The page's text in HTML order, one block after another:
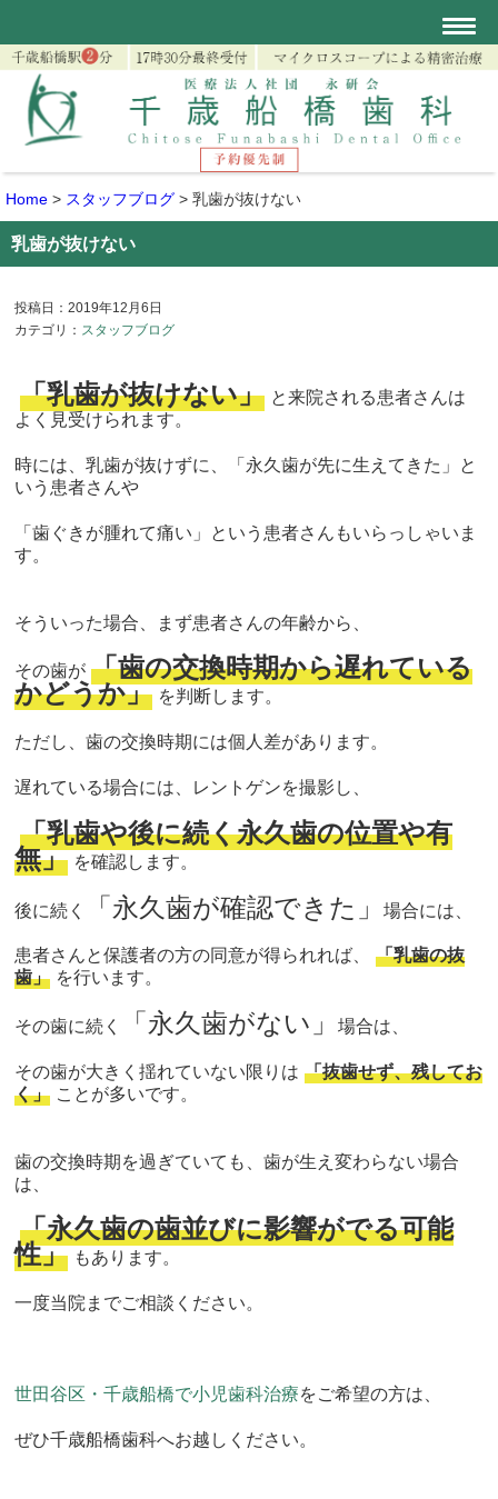
Home > スタッフブログ > 乳歯が抜けない
乳歯が抜けない
投稿日：2019年12月6日
カテゴリ： スタッフブログ
「乳歯が抜けない」 と来院される患者さんは
よく見受けられます。
時には、乳歯が抜けずに、「永久歯が先に生えてきた」 と
いう患者さんや
「歯ぐきが腫れて痛い」 という患者さんもいらっしゃいま
す。
そういった場合、まず患者さんの年齢から、
その歯が 「歯の交換時期から遅れている
かどうか」 を判断します。
ただし、歯の交換時期には個人差があります。
遅れている場合には、レントゲンを撮影し、
「乳歯や後に続く永久歯の位置や有
無」 を確認します。
後に続く 「永久歯が確認できた」場合には、
患者さんと保護者の方の同意が得られれば、
「乳歯の抜
歯」 を行います。
その歯に続く 「永久歯がない」場合は、
その歯が大きく揺れていない限りは 「抜歯せず、残してお
く」 ことが多いです。
歯の交換時期を過ぎていても、歯が生え変わらない場合
は、
「永久歯の歯並びに影響がでる可能
性」 もあります。
一度当院までご相談ください。
世田谷区・千歳船橋で小児歯科治療をご希望の方は、
ぜひ千歳船橋歯科へお越しください。